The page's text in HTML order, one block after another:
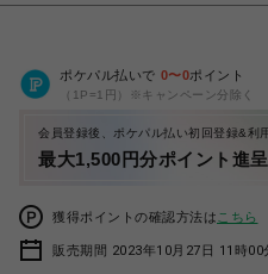
ポケパル払いで 0〜0ポイント
（1P=1円）※キャンペーン分除く
会員登録後、ポケパル払い初回登録&利
最大1,500円分ポイント進呈
獲得ポイントの確認方法は こちら
販売期間 2023年10月27日 11時00